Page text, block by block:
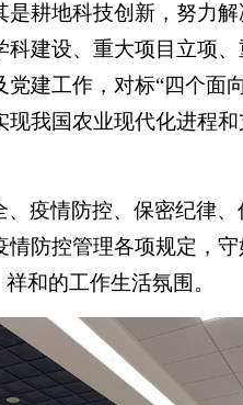
耕地科技创新，努力
建设、重大项目立项
建工作，对标“四个面
我国农业现代化进程
疫情防控、保密纪律
防控管理各项规定，
和的工作生活氛围。